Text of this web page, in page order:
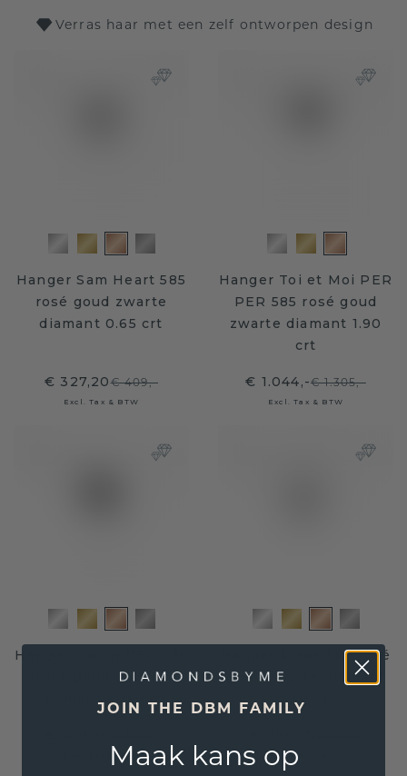
Verras haar met een zelf ontworpen design
Hanger Sam Heart 585
rosé goud zwarte
diamant 0.65 crt
€ 327,20€ 409,-
Excl. Tax & BTW
Hanger Toi et Moi PER
PER 585 rosé goud
zwarte diamant 1.90
crt
€ 1.044,-€ 1.305,-
Excl. Tax & BTW
Hanger Lavon PER 585
rosé goud zwarte
diamant 1.25 crt
Excl. Tax & BTW
Hanger Lieke 585 rosé
goud zwarte diamant
0.30 crt
Excl. Tax & BTW
JOIN THE DBM FAMILY
Maak kans op